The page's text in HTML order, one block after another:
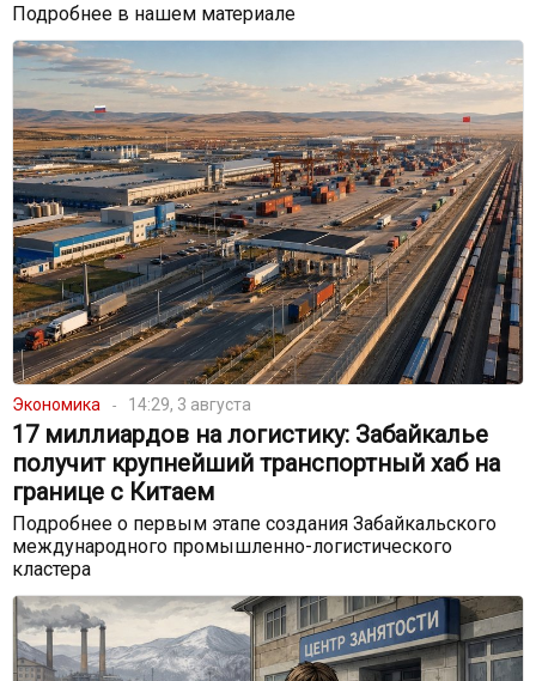
Подробнее в нашем материале
Экономика 14:29, 3 августа
17 миллиардов на логистику: Забайкалье
получит крупнейший транспортный хаб на
границе с Китаем
Подробнее о первым этапе создания Забайкальского
международного промышленно-логистического
кластера